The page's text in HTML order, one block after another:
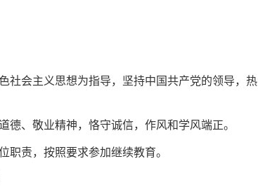
社会主义思想为指导，坚持中国共产党的领导，
德、敬业精神，恪守诚信，作风和学风端正。
职责，按照要求参加继续教育。